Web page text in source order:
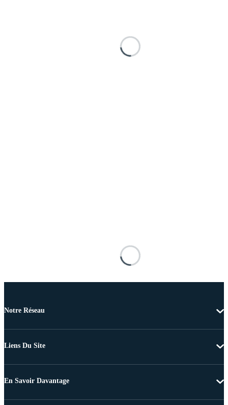
Notre Réseau
Liens Du Site
En Savoir Davantage